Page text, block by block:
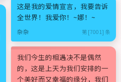
这是我的爱情宣言，我要告诉
全世界！我爱你！~娜！~
杂杂 第 [7001] 条
我们今生的相遇决不是偶然
的，这是上天为我们安排的一
个美好而又幸福的缘分，我们